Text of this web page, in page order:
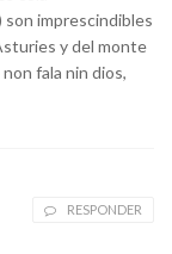
son imprescindibles
y del monte
fala nin dios,
RESPONDER